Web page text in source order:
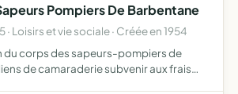
Pompiers De Barbentane
· Loisirs et vie sociale · Créée en 1954
du corps des sapeurs-pompiers de
de camaraderie subvenir aux frais